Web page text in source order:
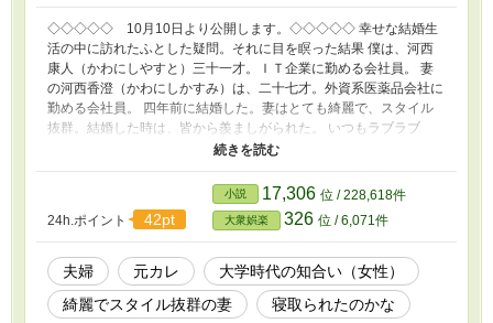
◇◇◇◇◇ 10月10日より公開します。◇◇◇◇◇ 幸せな結婚生
活の中に訪れたふとした疑問。それに目を瞑った結果 僕は、河西
康人（かわにしやすと）三十一才。ＩＴ企業に勤める会社員。 妻
の河西香澄（かわにしかすみ）は、二十七才。外資系医薬品会社に
勤める会社員。 四年前に結婚した。妻はとても綺麗で、スタイル
抜群。結婚した時は、皆から羨ましがられた。 いつもラブラブ
で、二人共、早く子供が欲しいと思っている。 妻は、結婚前に検
査していて、子供を産むことに問題ない体と言っていた。 四年も
出来ない事を心配した僕は、妻に内緒で検査をした。 ……なんと
子供が出来にくいらしい。涙。涙。涙。 そんな時、妻から妊娠し
たらしいと言われた。 これって……。えっ、えっ？ こんな感じで
始まる物語です。
24h.ポイント 42pt
小説 17,306 位 / 228,618件
大衆娯楽 326 位 / 6,071件
夫婦 元カレ
大学時代の知合い（女性）
綺麗でスタイル抜群の妻
寝取られたのかな